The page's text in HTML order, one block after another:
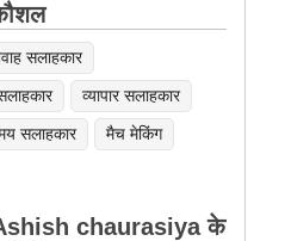
सलाहकार
व्यापार सलाहकार
सलाहकार
मैच मेकिंग
chaurasiya के